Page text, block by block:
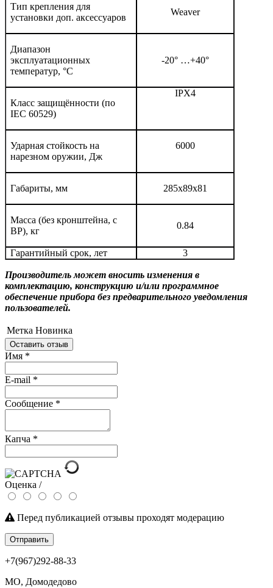
Тип крепления для
установки доп. аксессуаров
Weaver
Диапазон
эксплуатационных
температур, °С
-20° …+40°
Класс защищённости (по
IEC 60529)
IPX4
Ударная стойкость на
нарезном оружии, Дж
6000
Габариты, мм 285x89x81
Масса (без кронштейна, с
BP), кг
0.84
Гарантийный срок, лет 3
Производитель может вносить изменения в
комплектацию, конструкцию и/или программное
обеспечение прибора без предварительного уведомления
пользователей.
Метка Новинка
Оставить отзыв
Имя *
E-mail *
Сообщение *
Капча *
Оценка /
Перед публикацией отзывы проходят модерацию
Отправить
+7(967)292-88-33
МО, Домодедово